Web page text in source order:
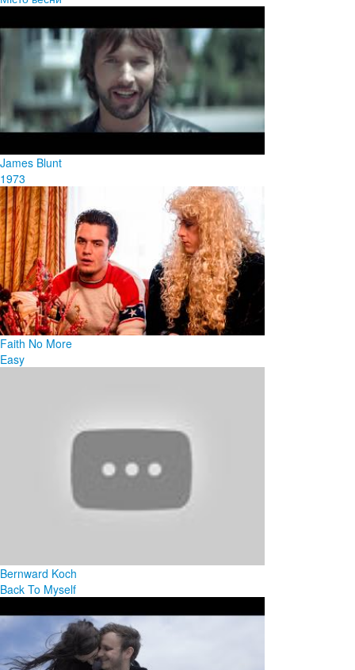
James Blunt
1973
Faith No More
Easy
Bernward Koch
Back To Myself